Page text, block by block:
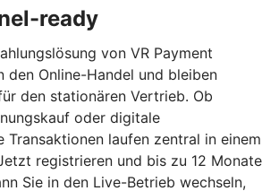
ready
von VR Payment
den Online-Handel und bleiben
den stationären Vertrieb. Ob
oder digitale
Transaktionen laufen zentral in einem
registrieren und bis zu 12 Monate
Sie in den Live-Betrieb wechseln,